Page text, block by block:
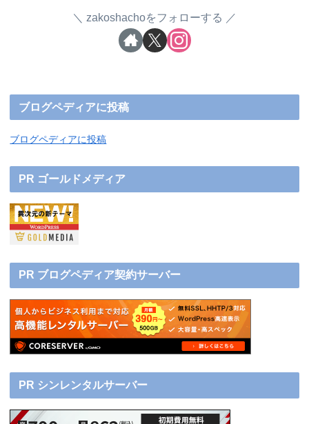
zakoshachoをフォローする
ブログペディアに投稿
ブログペディアに投稿
PR ゴールドメディア
PR ブログペディア契約サーバー
PR シンレンタルサーバー